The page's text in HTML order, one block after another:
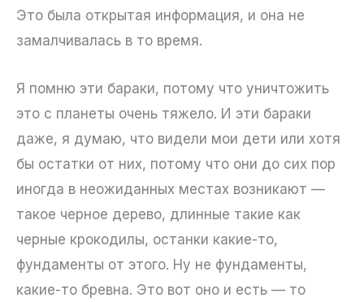
Это была открытая информация, и она не
замалчивалась в то время.
Я помню эти бараки, потому что уничтожить
это с планеты очень тяжело. И эти бараки
даже, я думаю, что видели мои дети или хотя
бы остатки от них, потому что они до сих пор
иногда в неожиданных местах возникают —
такое черное дерево, длинные такие как
черные крокодилы, останки какие-то,
фундаменты от этого. Ну не фундаменты,
какие-то бревна. Это вот оно и есть — то